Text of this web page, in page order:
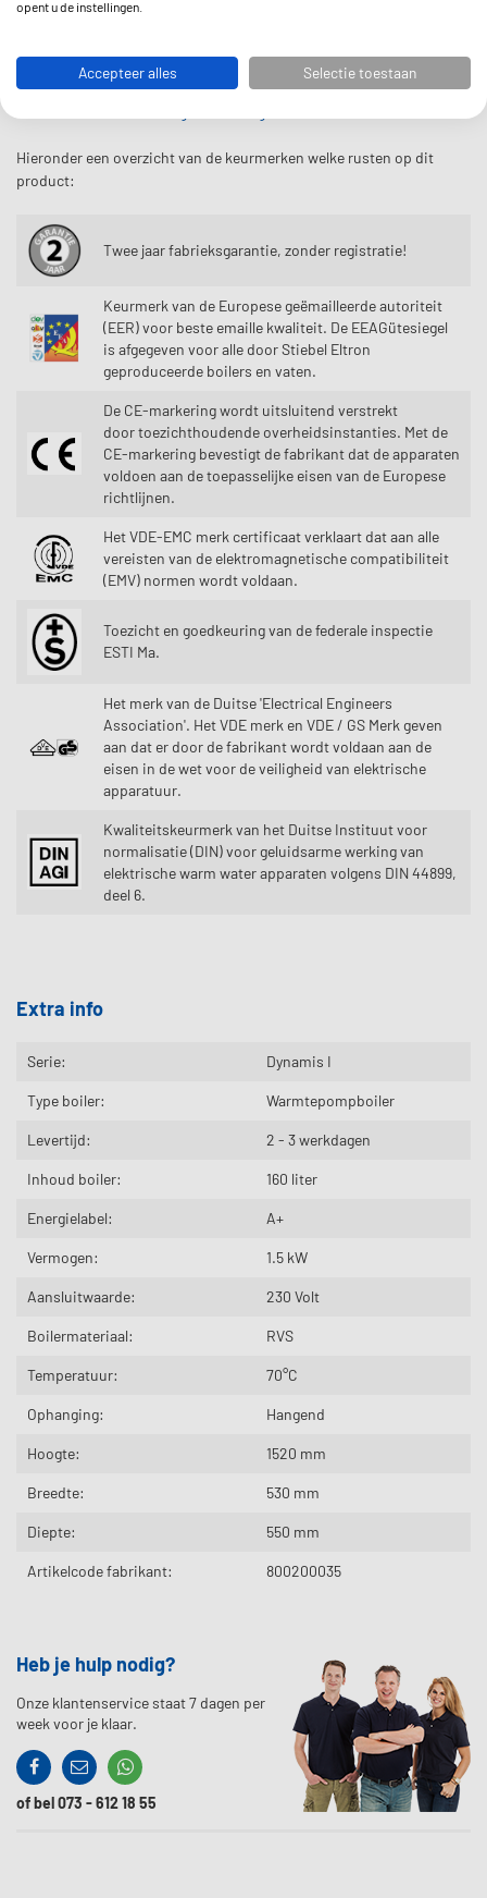
van 2 jaar (fabrieksgarantie).
Bewaar je factuur goed. De factuur dient tevens als garantiebewijs.
Hieronder een overzicht van de keurmerken welke rusten op dit
product:
Twee jaar fabrieksgarantie, zonder registratie!
Keurmerk van de Europese geëmailleerde autoriteit
(EER) voor beste emaille kwaliteit. De EEAGütesiegel
is afgegeven voor alle door Stiebel Eltron
geproduceerde boilers en vaten.
De CE-markering wordt uitsluitend verstrekt
door toezichthoudende overheidsinstanties. Met de
CE-markering bevestigt de fabrikant dat de apparaten
voldoen aan de toepasselijke eisen van de Europese
richtlijnen.
Het VDE-EMC merk certificaat verklaart dat aan alle
vereisten van de elektromagnetische compatibiliteit
(EMV) normen wordt voldaan.
Toezicht en goedkeuring van de federale inspectie
ESTI Ma.
Het merk van de Duitse 'Electrical Engineers
Association'. Het VDE merk en VDE / GS Merk geven
aan dat er door de fabrikant wordt voldaan aan de
eisen in de wet voor de veiligheid van elektrische
apparatuur.
Kwaliteitskeurmerk van het Duitse Instituut voor
normalisatie (DIN) voor geluidsarme werking van
elektrische warm water apparaten volgens DIN 44899,
deel 6.
Extra info
Serie: Dynamis I
Type boiler: Warmtepompboiler
Levertijd: 2 - 3 werkdagen
Inhoud boiler: 160 liter
Energielabel: A+
Vermogen: 1.5 kW
Aansluitwaarde: 230 Volt
Boilermateriaal: RVS
Temperatuur: 70°C
Ophanging: Hangend
Hoogte: 1520 mm
Breedte: 530 mm
Diepte: 550 mm
Artikelcode fabrikant: 800200035
Heb je hulp nodig?
Onze klantenservice staat 7 dagen per
week voor je klaar.
FacebookContactWhatssapp
of bel 073 - 612 18 55
opent u de instellingen.
Accepteer alles Selectie toestaan